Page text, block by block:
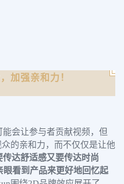
加强亲和力！
会让参与者贡献视频，但
的亲和力，而不仅仅是让他
传达舒适感又要传达时尚
看到产品来更好地回忆起